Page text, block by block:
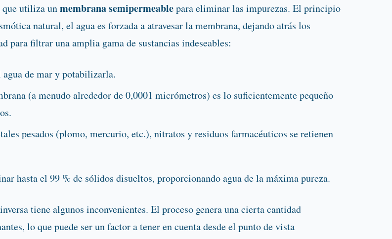
que utiliza unmembrana semipermeablepara eliminar las impurezas. El principio
natural, el agua es forzada a atravesar la membrana, dejando atrás los
para filtrar una amplia gama de sustancias indeseables:
de mar y potabilizarla.
(a menudo alrededor de 0,0001 micrómetros) es lo suficientemente pequeño
pesados (plomo, mercurio, etc.), nitratos y residuos farmacéuticos se retienen
hasta el 99 % de sólidos disueltos, proporcionando agua de la máxima pureza.
tiene algunos inconvenientes. El proceso genera una cierta cantidad
lo que puede ser un factor a tener en cuenta desde el punto de vista